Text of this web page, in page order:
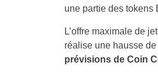
une partie des tokens
L’offre maximale de
réalise une hausse
prévisions de Coin